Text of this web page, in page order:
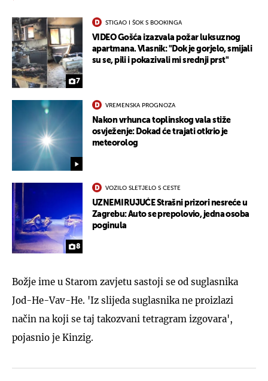
7
STIGAO I ŠOK S BOOKINGA
VIDEO Gošća izazvala požar luksuznog
apartmana. Vlasnik: "Dok je gorjelo, smijali
su se, pili i pokazivali mi srednji prst"
VREMENSKA PROGNOZA
Nakon vrhunca toplinskog vala stiže
osvježenje: Dokad će trajati otkrio je
meteorolog
8
VOZILO SLETJELO S CESTE
UZNEMIRUJUĆE Strašni prizori nesreće u
Zagrebu: Auto se prepolovio, jedna osoba
poginula
Božje ime u Starom zavjetu sastoji se od suglasnika
Jod-He-Vav-He. 'Iz slijeda suglasnika ne proizlazi
način na koji se taj takozvani tetragram izgovara',
pojasnio je Kinzig.